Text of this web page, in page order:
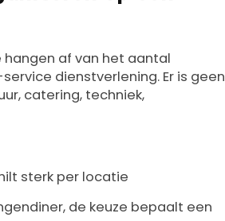
af van het aantal
dienstverlening. Er is geen
catering, techniek,
sterk per locatie
de keuze bepaalt een